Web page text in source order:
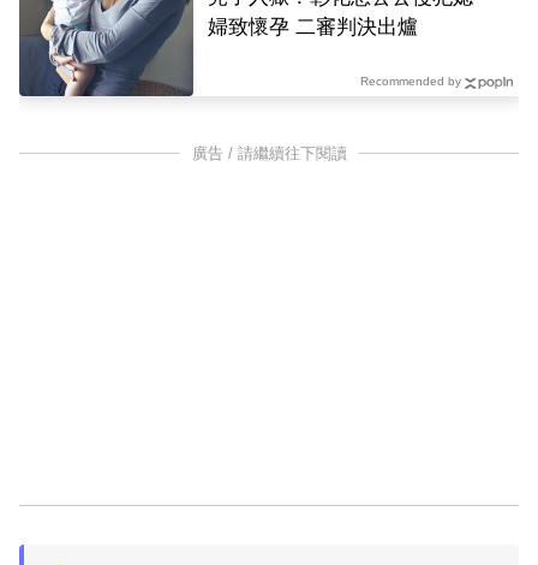
婦致懷孕 二審判決出爐
Recommended by
廣告 / 請繼續往下閱讀